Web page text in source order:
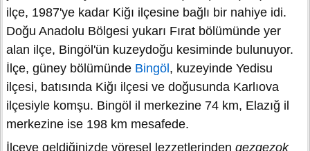
ilçe, 1987'ye kadar Kiğı ilçesine bağlı bir nahiye idi.
Doğu Anadolu Bölgesi yukarı Fırat bölümünde yer
alan ilçe, Bingöl'ün kuzeydoğu kesiminde bulunuyor.
İlçe, güney bölümünde Bingöl , kuzeyinde Yedisu
ilçesi, batısında Kiğı ilçesi ve doğusunda Karlıova
ilçesiyle komşu. Bingöl il merkezine 74 km, Elazığ il
merkezine ise 198 km mesafede.
İlçeye geldiğinizde yöresel lezzetlerinden gezgezok